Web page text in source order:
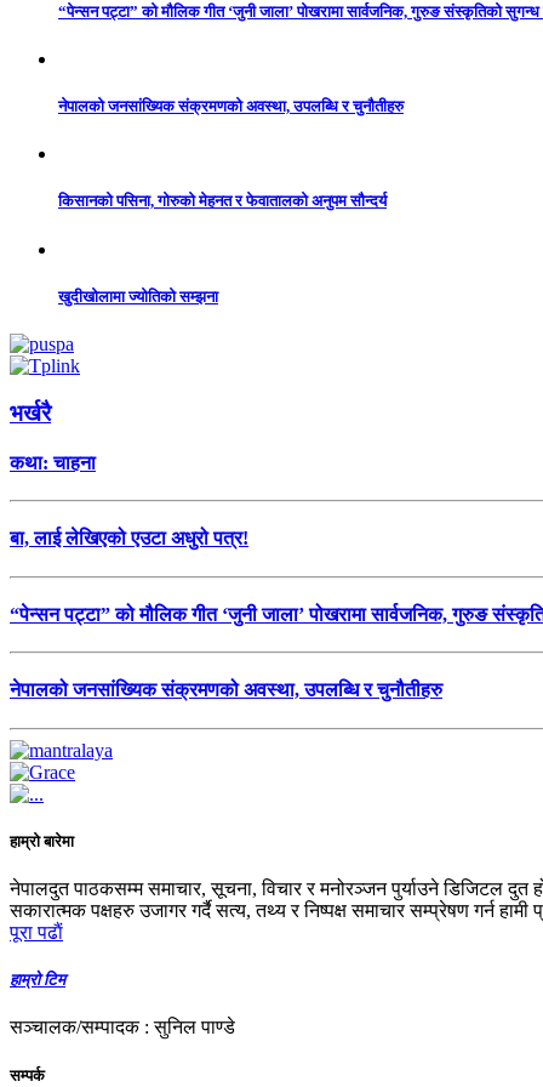
“पेन्सन पट्टा” को मौलिक गीत ‘जुनी जाला’ पोखरामा सार्वजनिक, गुरुङ संस्कृतिको
नेपालको जनसांख्यिक संक्रमणको अवस्था, उपलब्धि र चुनौतीहरु
किसानको पसिना, गोरुको मेहनत र फेवातालको अनुपम सौन्दर्य
खुदीखोलामा ज्योतिको सम्झना
भर्खरै
कथा: चाहना
बा, लाई लेखिएको एउटा अधुरो पत्र!
“पेन्सन पट्टा” को मौलिक गीत ‘जुनी जाला’ पोखरामा सार्वजनिक, गुरुङ
नेपालको जनसांख्यिक संक्रमणको अवस्था, उपलब्धि र चुनौतीहरु
हाम्रो बारेमा
नेपालदुत पाठकसम्म समाचार, सूचना, विचार र मनोरञ्जन पुर्याउने डिजिटल दुत
सकारात्मक पक्षहरु उजागर गर्दै सत्य, तथ्य र निष्पक्ष समाचार सम्प्रेषण गर्न हामी
पूरा पढाैं
हाम्रो टिम
सञ्चालक/सम्पादक : सुनिल पाण्डे
सम्पर्क